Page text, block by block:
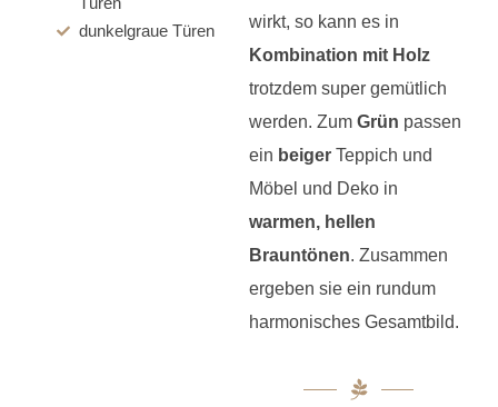
dunkelgraue Türen
wirkt, so kann es in
Kombination mit Holz
trotzdem super gemütlich
werden. Zum Grün passen
ein beigerTeppich und
Möbel und Deko in
warmen, hellen
Brauntönen. Zusammen
ergeben sie ein rundum
harmonisches Gesamtbild.